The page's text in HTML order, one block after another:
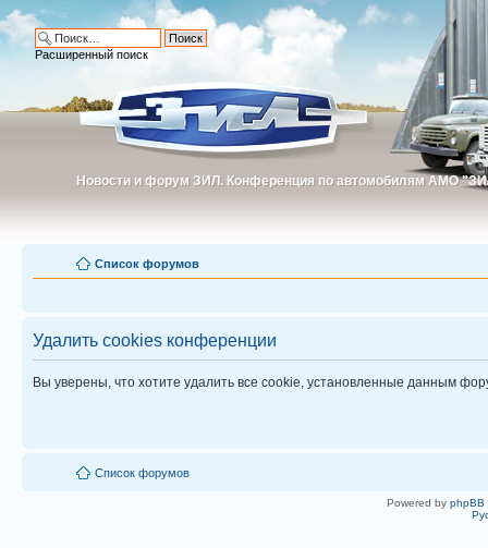
Новости и форум ЗИЛ. Конференция по автомобилям АМО
Новости и форум ЗИЛ. Конференция по автомобилям АМО
Расширенный поиск
Список форумов
Удалить cookies конференции
Вы уверены, что хотите удалить все cookie, установленные данным
Список форумов
Powered by phpBB